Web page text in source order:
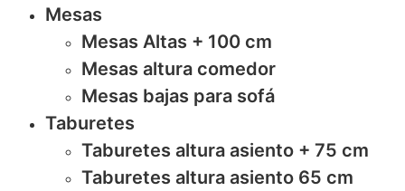
Mesas
Mesas Altas + 100 cm
Mesas altura comedor
Mesas bajas para sofá
Taburetes
Taburetes altura asiento + 75 cm
Taburetes altura asiento 65 cm